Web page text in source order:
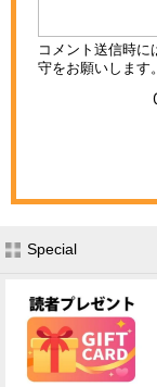
Special